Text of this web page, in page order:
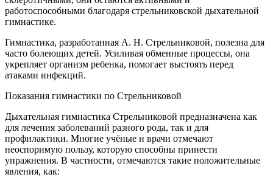
работоспособными благодаря стрельниковской дыхательной
гимнастике.
Гимнастика, разработанная А. Н. Стрельниковой, полезна для
часто болеющих детей. Усиливая обменные процессы, она
укрепляет организм ребенка, помогает выстоять перед
атаками инфекций.
Показания гимнастики по Стрельниковой
Дыхательная гимнастика Стрельниковой предназначена как
для лечения заболеваний разного рода, так и для
профилактики. Многие учёные и врачи отмечают
неоспоримую пользу, которую способны принести
упражнения. В частности, отмечаются такие положительные
явления, как: